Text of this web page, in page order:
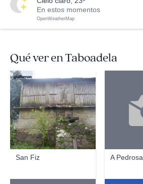
En estos momentos
OpenWeatherMap
Qué ver en Taboadela
San Fiz
guillerron
A Pedrosa